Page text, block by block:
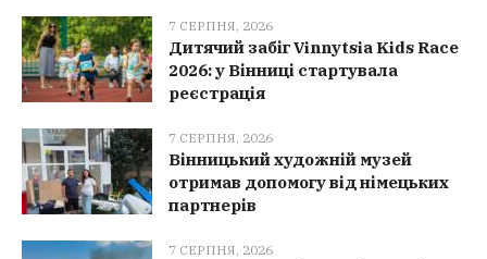
7 СЕРПНЯ, 2026
Дитячий забіг Vinnytsia Kids Race
2026: у Вінниці стартувала
реєстрація
7 СЕРПНЯ, 2026
Вінницький художній музей
отримав допомогу від німецьких
партнерів
7 СЕРПНЯ, 2026